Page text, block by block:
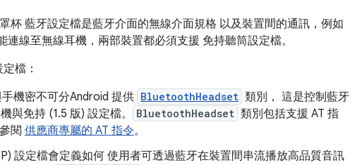
杯 藍牙設定檔是藍牙介面的無線介面規格 以及裝置間的通訊，例如
連線至無線耳機，兩部裝置都必須支援 免持聽筒設定檔。
檔：
機密不可分Android 提供 BluetoothHeadset 類別， 這是控制藍牙
與免持 (1.5 版) 設定檔。
BluetoothHeadset 類別包括支援 AT 指
閱 供應商專屬的 AT 指令。
設定檔會定義如何 使用者可透過藍牙在裝置間串流播放高品質音訊